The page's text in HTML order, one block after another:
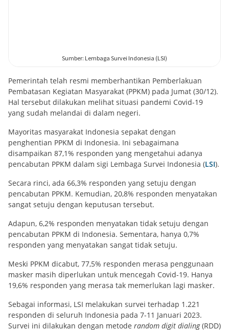
Pemerintah telah resmi memberhantikan Pemberlakuan
Pembatasan Kegiatan Masyarakat (PPKM) pada Jumat (30/12).
Hal tersebut dilakukan melihat situasi pandemi Covid-19
yang sudah melandai di dalam negeri.
Mayoritas masyarakat Indonesia sepakat dengan
penghentian PPKM di Indonesia. Ini sebagaimana
disampaikan 87,1% responden yang mengetahui adanya
pencabutan PPKM dalam sigi Lembaga Survei Indonesia (LSI).
Secara rinci, ada 66,3% responden yang setuju dengan
pencabutan PPKM. Kemudian, 20,8% responden menyatakan
sangat setuju dengan keputusan tersebut.
Adapun, 6,2% responden menyatakan tidak setuju dengan
pencabutan PPKM di Indonesia. Sementara, hanya 0,7%
responden yang menyatakan sangat tidak setuju.
Meski PPKM dicabut, 77,5% responden merasa penggunaan
masker masih diperlukan untuk mencegah Covid-19. Hanya
19,6% responden yang merasa tak memerlukan lagi masker.
Sebagai informasi, LSI melakukan survei terhadap 1.221
responden di seluruh Indonesia pada 7-11 Januari 2023.
Survei ini dilakukan dengan metode random digit dialing(RDD)